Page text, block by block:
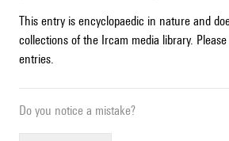
This entry is encyclopaedic in nature and
collections of the Ircam media library.
entries.
Do you notice a mistake?